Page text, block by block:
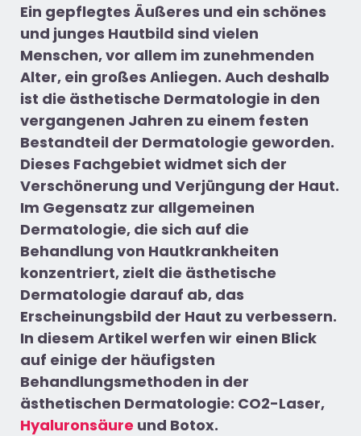
Ein gepflegtes Äußeres und ein schönes
und junges Hautbild sind vielen
Menschen, vor allem im zunehmenden
Alter, ein großes Anliegen. Auch deshalb
ist die ästhetische Dermatologie in den
vergangenen Jahren zu einem festen
Bestandteil der Dermatologie geworden.
Dieses Fachgebiet widmet sich der
Verschönerung und Verjüngung der Haut.
Im Gegensatz zur allgemeinen
Dermatologie, die sich auf die
Behandlung von Hautkrankheiten
konzentriert, zielt die ästhetische
Dermatologie darauf ab, das
Erscheinungsbild der Haut zu verbessern.
In diesem Artikel werfen wir einen Blick
auf einige der häufigsten
Behandlungsmethoden in der
ästhetischen Dermatologie: CO2-Laser,
Hyaluronsäure und Botox.